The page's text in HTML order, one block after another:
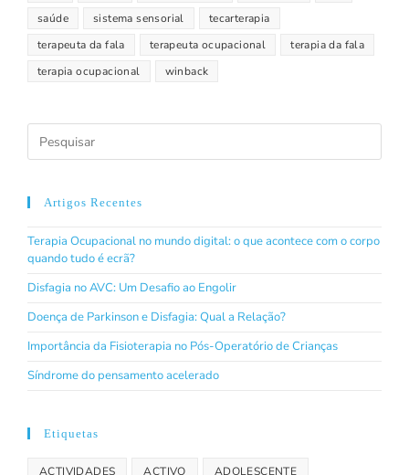
saúde
sistema sensorial
tecarterapia
terapeuta da fala
terapeuta ocupacional
terapia da fala
terapia ocupacional
winback
Artigos Recentes
Terapia Ocupacional no mundo digital: o que acontece com o corpo
quando tudo é ecrã?
Disfagia no AVC: Um Desafio ao Engolir
Doença de Parkinson e Disfagia: Qual a Relação?
Importância da Fisioterapia no Pós-Operatório de Crianças
Síndrome do pensamento acelerado
Etiquetas
ACTIVIDADES ACTIVO ADOLESCENTE